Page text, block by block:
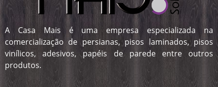
A Casa Mais é uma empresa especializada na
comercialização de persianas, pisos laminados, pisos
vinílicos, adesivos, papéis de parede entre outros
produtos.